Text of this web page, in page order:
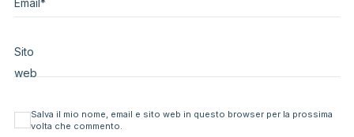
Sito
web
Salva il mio nome, email e sito web in questo browser per la prossima
volta che commento.